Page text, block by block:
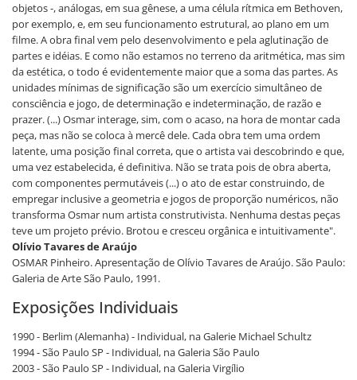
objetos -, análogas, em sua gênese, a uma célula rítmica em Bethoven,
por exemplo, e, em seu funcionamento estrutural, ao plano em um
filme. A obra final vem pelo desenvolvimento e pela aglutinação de
partes e idéias. E como não estamos no terreno da aritmética, mas sim
da estética, o todo é evidentemente maior que a soma das partes. As
unidades mínimas de significação são um exercício simultâneo de
consciência e jogo, de determinação e indeterminação, de razão e
prazer. (...) Osmar interage, sim, com o acaso, na hora de montar cada
peça, mas não se coloca à mercê dele. Cada obra tem uma ordem
latente, uma posição final correta, que o artista vai descobrindo e que,
uma vez estabelecida, é definitiva. Não se trata pois de obra aberta,
com componentes permutáveis (...) o ato de estar construindo, de
empregar inclusive a geometria e jogos de proporção numéricos, não
transforma Osmar num artista construtivista. Nenhuma destas peças
teve um projeto prévio. Brotou e cresceu orgânica e intuitivamente".
Olívio Tavares de Araújo
OSMAR Pinheiro. Apresentação de Olívio Tavares de Araújo. São Paulo:
Galeria de Arte São Paulo, 1991.
Exposições Individuais
1990 - Berlim (Alemanha) - Individual, na Galerie Michael Schultz
1994 - São Paulo SP - Individual, na Galeria São Paulo
2003 - São Paulo SP - Individual, na Galeria Virgílio